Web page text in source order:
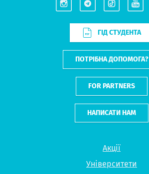
Акції
Університети
ГІД СТУДЕНТА
ПОТРІБНА ДОПОМОГА?
FOR PARTNERS
НАПИСАТИ НАМ